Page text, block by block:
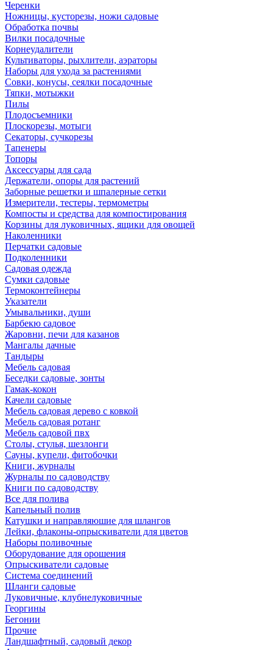
Черенки
Ножницы, кусторезы, ножи садовые
Обработка почвы
Вилки посадочные
Корнеудалители
Культиваторы, рыхлители, аэраторы
Наборы для ухода за растениями
Совки, конусы, сеялки посадочные
Тяпки, мотыжки
Пилы
Плодосъемники
Плоскорезы, мотыги
Секаторы, сучкорезы
Тапенеры
Топоры
Аксессуары для сада
Держатели, опоры для растений
Заборные решетки и шпалерные сетки
Измерители, тестеры, термометры
Компосты и средства для компостирования
Корзины для луковичных, ящики для овощей
Наколенники
Перчатки садовые
Подколенники
Садовая одежда
Сумки садовые
Термоконтейнеры
Указатели
Умывальники, души
Барбекю садовое
Жаровни, печи для казанов
Мангалы дачные
Тандыры
Мебель садовая
Беседки садовые, зонты
Гамак-кокон
Качели садовые
Мебель садовая дерево с ковкой
Мебель садовая ротанг
Мебель садовой пвх
Столы, стулья, шезлонги
Сауны, купели, фитобочки
Книги, журналы
Журналы по садоводству
Книги по садоводству
Все для полива
Капельный полив
Катушки и направляюшие для шлангов
Лейки, флаконы-опрыскиватели для цветов
Наборы поливочные
Оборудование для орошения
Опрыскиватели садовые
Система соединений
Шланги садовые
Луковичные, клубнелуковичные
Георгины
Бегонии
Прочие
Ландшафтный, садовый декор